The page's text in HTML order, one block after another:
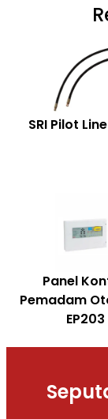
SRI Pilot
Panel
Pemadam
EP203